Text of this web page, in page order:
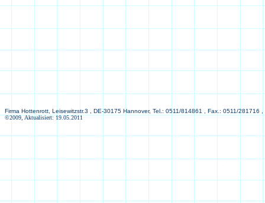
Firma Hottenrott, Leisewitzstr.3 , DE-30175 Hannover, Tel.: 0511/814861 , Fax.: 0511/281716
©2009, Aktualisiert: 19.05.2011